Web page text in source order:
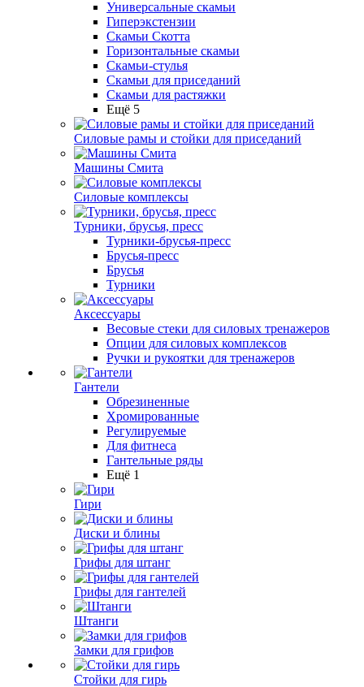
Универсальные скамьи
Гиперэкстензии
Скамьи Скотта
Горизонтальные скамьи
Скамьи-стулья
Скамьи для приседаний
Скамьи для растяжки
Ещё 5
Силовые рамы и стойки для приседаний
Машины Смита
Силовые комплексы
Турники, брусья, пресс
Турники-брусья-пресс
Брусья-пресс
Брусья
Турники
Аксессуары
Весовые стеки для силовых тренажеров
Опции для силовых комплексов
Ручки и рукоятки для тренажеров
Гантели
Обрезиненные
Хромированные
Регулируемые
Для фитнеса
Гантельные ряды
Ещё 1
Гири
Диски и блины
Грифы для штанг
Грифы для гантелей
Штанги
Замки для грифов
Стойки для гирь